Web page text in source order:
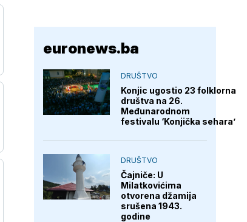
euronews.ba
DRUŠTVO
Konjic ugostio 23 folklorna
društva na 26.
Međunarodnom
festivalu ‘Konjička sehara’
DRUŠTVO
Čajniče: U
Milatkovićima
otvorena džamija
srušena 1943.
godine